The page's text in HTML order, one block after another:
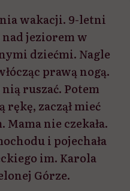
wakacji. 9-letni
nad jeziorem w
dziećmi. Nagle
prawą nogą.
ruszać. Potem
rękę, zaczął mieć
nie czekała.
i pojechała
im. Karola
Górze.